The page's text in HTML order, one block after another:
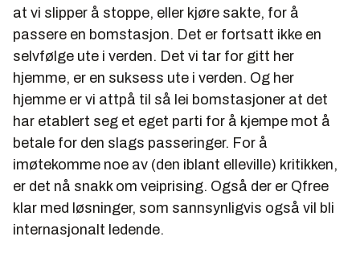
at vi slipper å stoppe, eller kjøre sakte, for å
passere en bomstasjon. Det er fortsatt ikke en
selvfølge ute i verden. Det vi tar for gitt her
hjemme, er en suksess ute i verden. Og her
hjemme er vi attpå til så lei bomstasjoner at det
har etablert seg et eget parti for å kjempe mot å
betale for den slags passeringer. For å
imøtekomme noe av (den iblant elleville) kritikken,
er det nå snakk om veiprising. Også der er Qfree
klar med løsninger, som sannsynligvis også vil bli
internasjonalt ledende.